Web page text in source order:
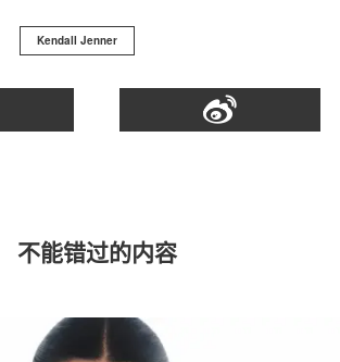
Kendall Jenner
不能错过的内容